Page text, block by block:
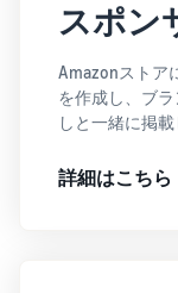
スポン
Amazonストア
を作成し、ブ
しと一緒に掲載
詳細はこちら